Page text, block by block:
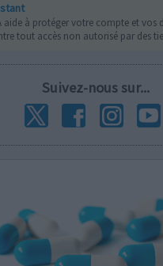
aide à protéger votre compte et vos
tout accès non autorisé par des
Suivez-nous sur...